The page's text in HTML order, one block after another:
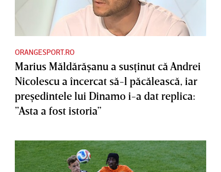
ORANGESPORT.RO
Marius Măldărăşanu a susţinut că Andrei
Nicolescu a încercat să-l păcălească, iar
preşedintele lui Dinamo i-a dat replica:
”Asta a fost istoria”